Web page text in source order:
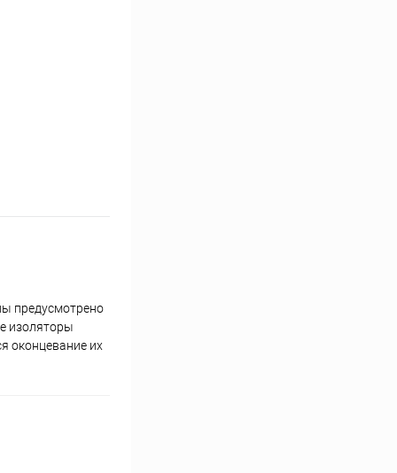
предусмотрено
изоляторы
оконцевание их